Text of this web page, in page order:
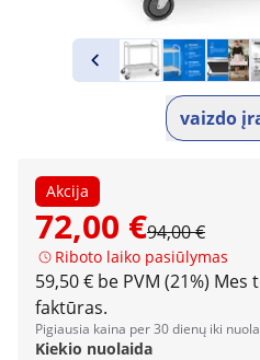
vaizdo
Akcija
72,00 €94,00 €
Riboto laiko pasiūlymas
59,50 € be PVM (21%) Mes
faktūras.
Pigiausia kaina per 30 dienų iki
Kiekio nuolaida